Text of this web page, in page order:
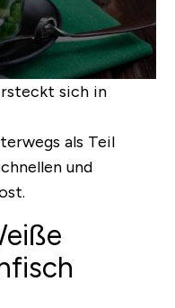
sich in
als Teil
und